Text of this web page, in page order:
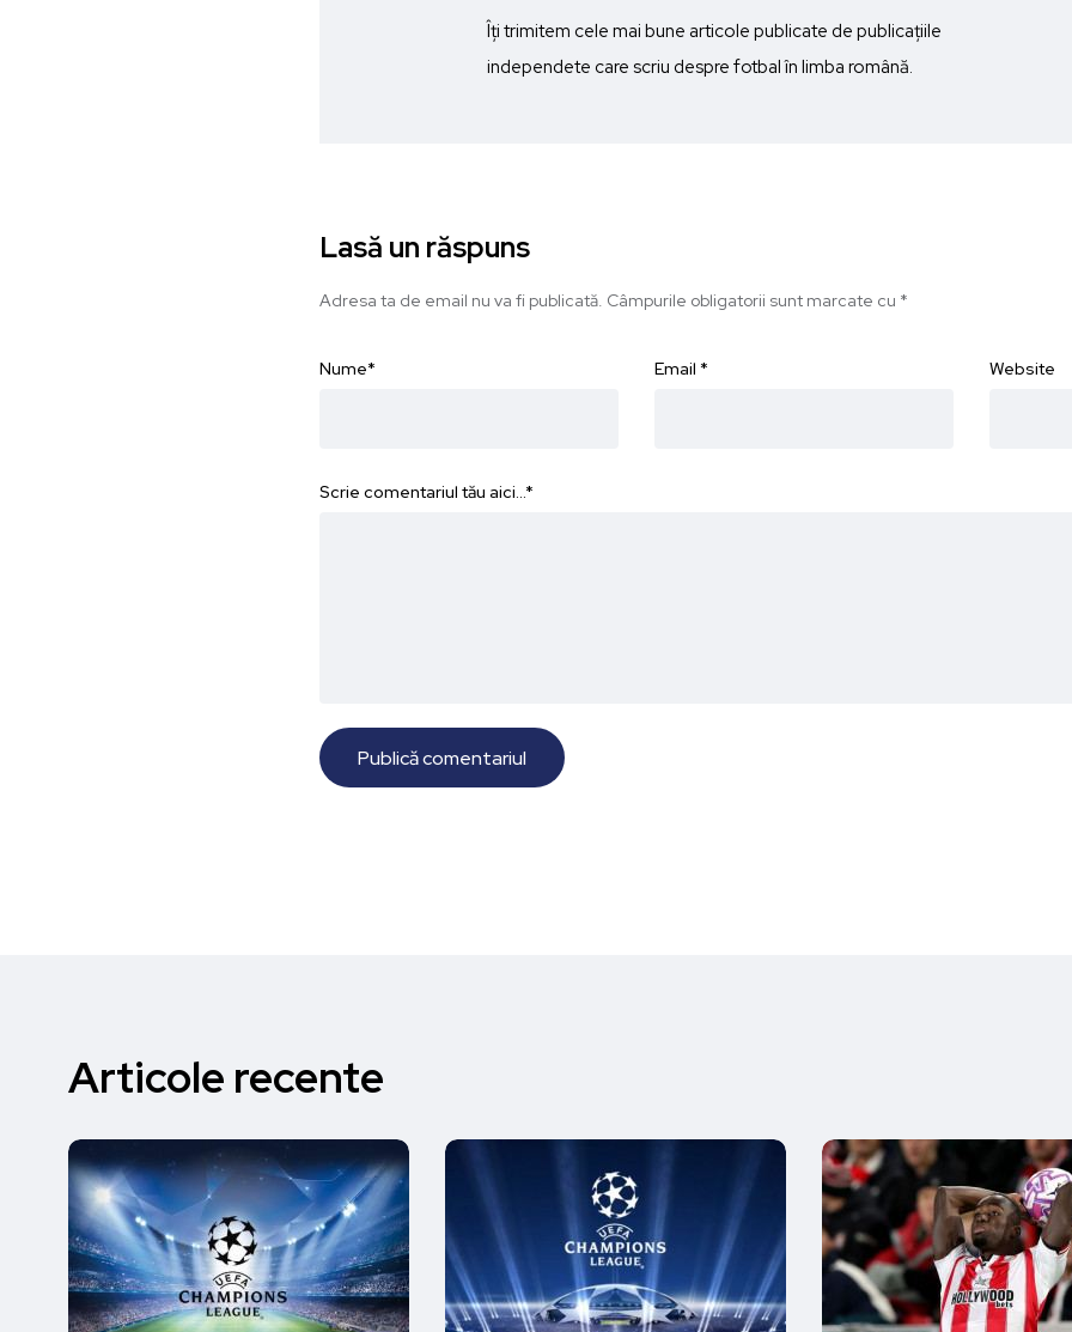
Îți trimitem cele mai bune articole publicate de publicațiile
independete care scriu despre fotbal în limba română.
Lasă un răspuns
Adresa ta de email nu va fi publicată. Câmpurile obligatorii sunt marcate cu *
Nume* Email * Website
Scrie comentariul tău aici...*
Articole recente